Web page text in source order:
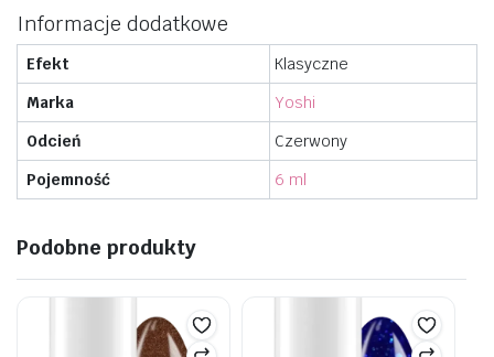
Informacje dodatkowe
Efekt
Klasyczne
Marka
Yoshi
Odcień
Czerwony
Pojemność
6 ml
Podobne produkty